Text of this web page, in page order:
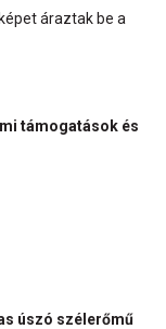
áraztak be a
támogatások és
úszó szélerőmű